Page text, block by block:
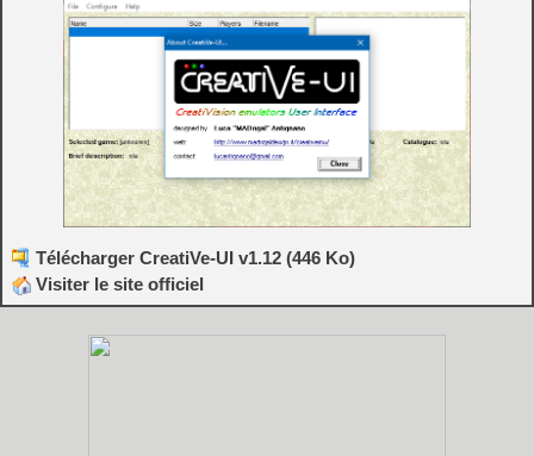
Télécharger CreatiVe-UI v1.12 (446 Ko)
Visiter le site officiel